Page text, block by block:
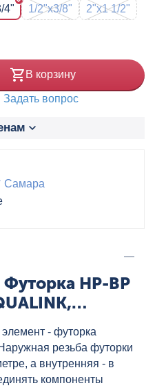
4" 1/2"x3/8"
2"x1 1/2"
В корзину
Задать вопрос
Самара
Футорка НР-ВР
- футорка
резьба футорки
а внутренняя - в
компоненты